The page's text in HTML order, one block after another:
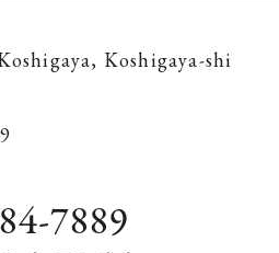
Koshigaya-shi
7889